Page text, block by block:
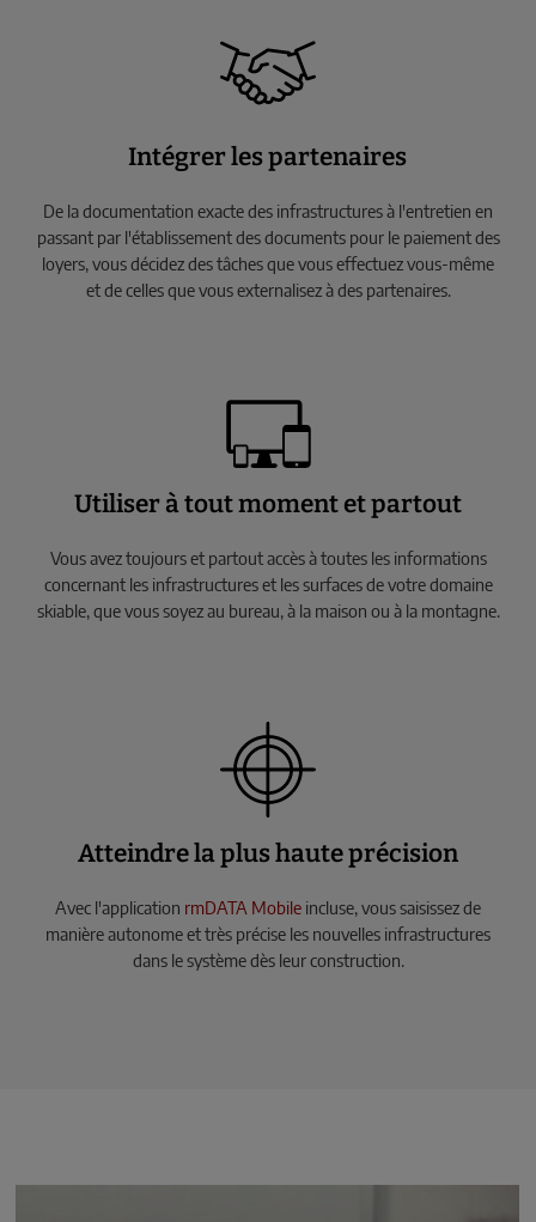
Intégrer les partenaires
De la documentation exacte des infrastructures à l'entretien en
passant par l'établissement des documents pour le paiement des
loyers, vous décidez des tâches que vous effectuez vous-même
et de celles que vous externalisez à des partenaires.
Utiliser à tout moment et partout
Vous avez toujours et partout accès à toutes les informations
concernant les infrastructures et les surfaces de votre domaine
skiable, que vous soyez au bureau, à la maison ou à la montagne.
Atteindre la plus haute précision
Avec l'application rmDATA Mobile incluse, vous saisissez de
manière autonome et très précise les nouvelles infrastructures
dans le système dès leur construction.